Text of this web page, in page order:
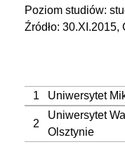
Poziom studiów:
Źródło: 30.XI.2015,
1 Uniwersytet
2
Uniwersytet
Olsztynie